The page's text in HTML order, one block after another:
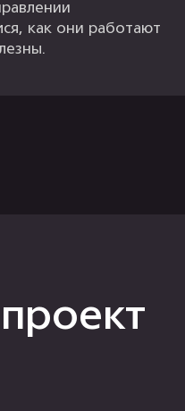
как они работают
vk
Max